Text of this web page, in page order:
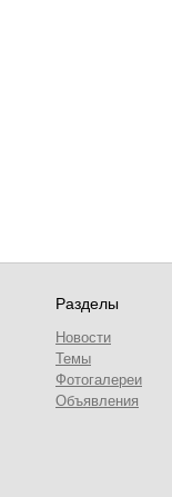
Разделы
Новости
Темы
Фотогалереи
Объявления